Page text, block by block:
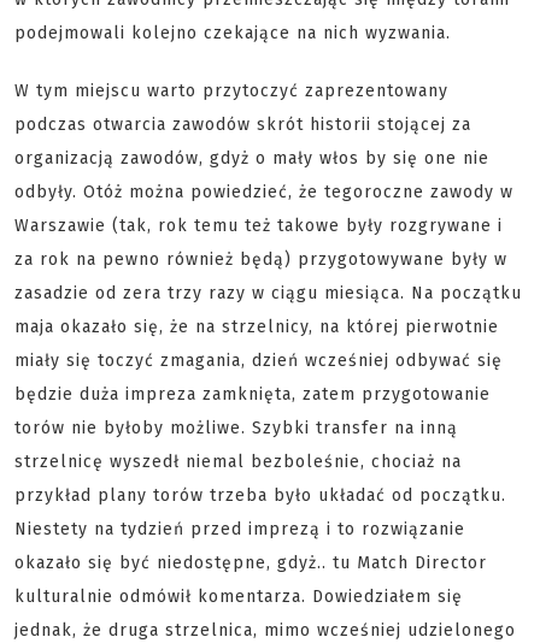
podejmowali kolejno czekające na nich wyzwania.
W tym miejscu warto przytoczyć zaprezentowany
podczas otwarcia zawodów skrót historii stojącej za
organizacją zawodów, gdyż o mały włos by się one nie
odbyły. Otóż można powiedzieć, że tegoroczne zawody w
Warszawie (tak, rok temu też takowe były rozgrywane i
za rok na pewno również będą) przygotowywane były w
zasadzie od zera trzy razy w ciągu miesiąca. Na początku
maja okazało się, że na strzelnicy, na której pierwotnie
miały się toczyć zmagania, dzień wcześniej odbywać się
będzie duża impreza zamknięta, zatem przygotowanie
torów nie byłoby możliwe. Szybki transfer na inną
strzelnicę wyszedł niemal bezboleśnie, chociaż na
przykład plany torów trzeba było układać od początku.
Niestety na tydzień przed imprezą i to rozwiązanie
okazało się być niedostępne, gdyż.. tu Match Director
kulturalnie odmówił komentarza. Dowiedziałem się
jednak, że druga strzelnica, mimo wcześniej udzielonego